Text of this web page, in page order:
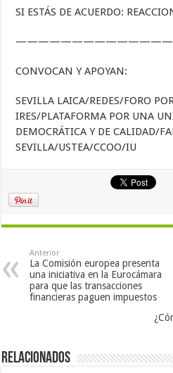
SI ESTÁS DE ACUERDO:
CONVOCAN Y APOYAN:
SEVILLA LAICA/REDES/FORO
IRES/PLATAFORMA POR UNA
DEMOCRÁTICA Y DE CALIDAD/
SEVILLA/USTEA/CCOO/IU
Anterior
La Comisión europea presenta
una iniciativa en la Eurocámara
para que las transacciones
financieras paguen impuestos
Relacionados